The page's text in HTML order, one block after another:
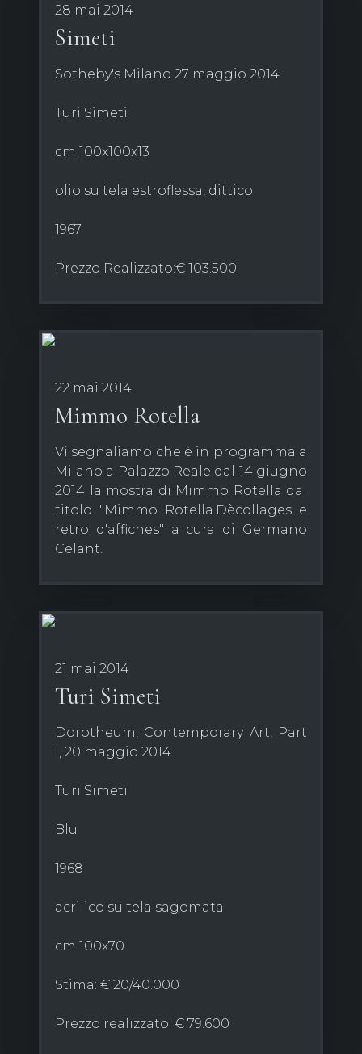
28 mai 2014
Simeti
Sotheby's Milano 27 maggio 2014
Turi Simeti
cm 100x100x13
olio su tela estroflessa, dittico
1967
Prezzo Realizzato:€ 103.500
22 mai 2014
Mimmo Rotella
Vi segnaliamo che è in programma a
Milano a Palazzo Reale dal 14 giugno
2014 la mostra di Mimmo Rotella dal
titolo "Mimmo Rotella.Dècollages e
retro d'affiches" a cura di Germano
Celant.
21 mai 2014
Turi Simeti
Dorotheum, Contemporary Art, Part
I, 20 maggio 2014
Turi Simeti
Blu
1968
acrilico su tela sagomata
cm 100x70
Stima: € 20/40.000
Prezzo realizzato: € 79.600